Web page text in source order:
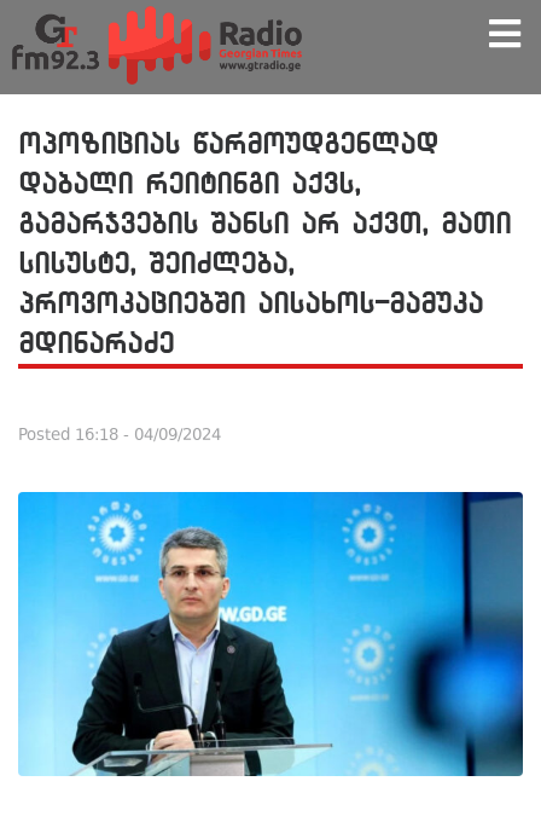
ოპოზიციას წარმოუდგენლად
დაბალი რეიტინგი აქვს,
გამარჯვების შანსი არ აქვთ, მათი
სისუსტე, შეიძლება,
პროვოკაციებში აისახოს-მამუკა
მდინარაძე
Posted 16:18 - 04/09/2024